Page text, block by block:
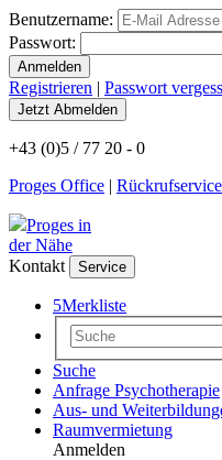
Benutzername:
Passwort:
Registrieren | Passwort
+43 (0)5 / 77 20 - 0
Proges Office | Rückrufservice
Proges in
der Nähe
Kontakt
Service
5Merkliste
Suche
Anfrage Psychotherapie
Aus- und
Raumvermietung
Anmelden